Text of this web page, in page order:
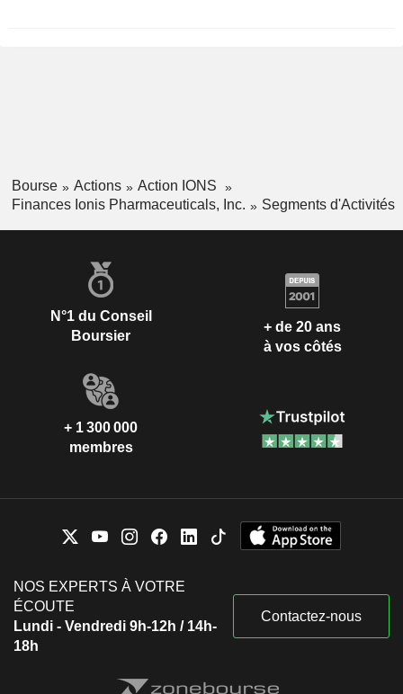
Bourse Actions
Action IONS
Finances Ionis Pharmaceuticals, Inc.
Segments d'Activités
N°1 du Conseil
Boursier
+ de 20 ans
à vos côtés
+ 1 300 000
membres
NOS EXPERTS À VOTRE
ÉCOUTE
Lundi - Vendredi 9h-12h / 14h-
18h
Contactez-nous